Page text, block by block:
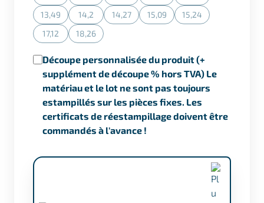
(Cette action n'est actuellement pas disponible.)
(Cette action n'est actuellement pas disponible.)
(Cette action n'est actuellement pas
(Cette action n'est(Cette action n'est
13,49
(Cette action n'est actuellement pas disponible.)
14,2
(Cette action n'est actuellement pas disponible.)
14,27
(Cette action n'est actuellement pas
15,09
(Cette action n'est
15,24
(Cette action n'est
17,12
(Cette action n'est actuellement pas disponible.)
18,26
(Cette action n'est actuellement pas disponible.)
Découpe personnalisée du produit (+
supplément de découpe % hors TVA) Le
matériau et le lot ne sont pas toujours
estampillés sur les pièces fixes. Les
certificats de réestampillage doivent être
commandés à l'avance !